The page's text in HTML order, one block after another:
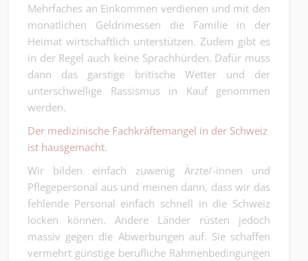
Mehrfaches an Einkommen verdienen und mit den
monatlichen Geldrimessen die Familie in der
Heimat wirtschaftlich unterstützen. Zudem gibt es
in der Regel auch keine Sprachhürden. Dafür muss
dann das garstige britische Wetter und der
unterschwellige Rassismus in Kauf genommen
werden.
Der medizinische Fachkräftemangel in der Schweiz
ist hausgemacht.
Wir bilden einfach zuwenig Ärzte/-innen und
Pflegepersonal aus und meinen dann, dass wir das
fehlende Personal einfach schnell in die Schweiz
locken können. Andere Länder rüsten jedoch
massiv gegen die Abwerbungen auf. Sie schaffen
vermehrt günstige berufliche Rahmenbedingungen